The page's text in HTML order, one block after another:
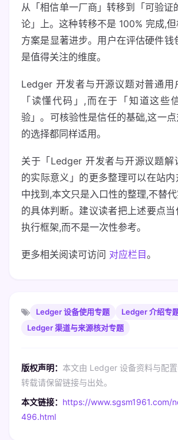
从「相信单一厂商」转移到「可验
论」上。这种转移不是 100% 完成,
方案是显著进步。用户在评估硬件钱
是值得关注的维度。
Ledger 开发者与开源议题对普通用
「读懂代码」,而在于「知道这些
验」。可核验性是信任的基础,这一
的选择都同样适用。
关于「Ledger 开发者与开源议题解
的实际意义」的更多整理可以在站内
中找到,本文只是入口性的整理,不替
的具体判断。建议读者把上述要点
执行框架,而不是一次性参考。
更多相关阅读可访问 对应栏目。
Ledger 设备使用专题
Ledger 介绍专
Ledger 渠道与来源核对专题
版权声明： 本文由 Ledger 设备资料与配置
转载请保留链接与出处。
本文链接： https://www.sgsm1961.com/
496.html